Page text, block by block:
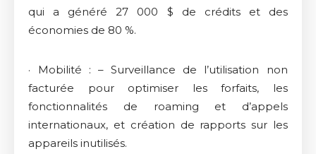
qui a généré 27 000 $ de crédits et des
économies de 80 %.
· Mobilité : – Surveillance de l’utilisation non
facturée pour optimiser les forfaits, les
fonctionnalités de roaming et d’appels
internationaux, et création de rapports sur les
appareils inutilisés.